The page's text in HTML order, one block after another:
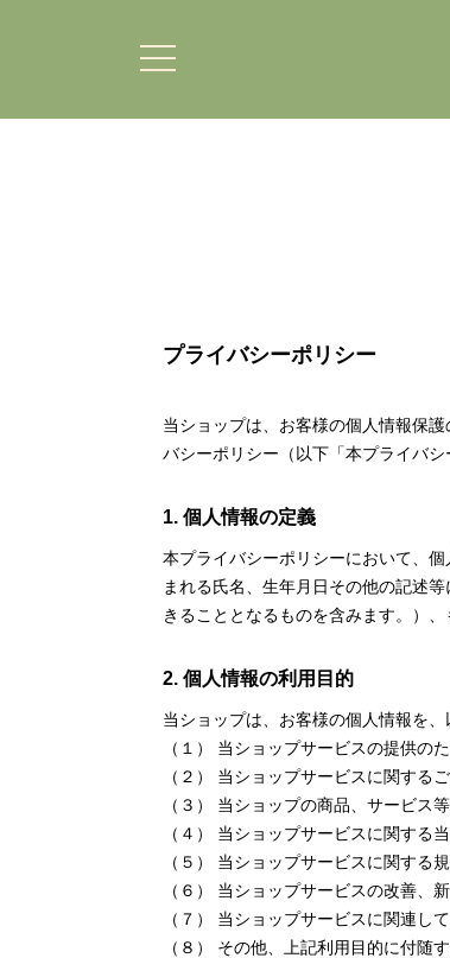
プライバシーポリシー
当ショップは、お客様の個人情報保
バシーポリシー（以下「本プライバ
1. 個人情報の定義
本プライバシーポリシーにおいて、
まれる氏名、生年月日その他の記述
きることとなるものを含みます。）
2. 個人情報の利用目的
当ショップは、お客様の個人情報を、
（１） 当ショップサービスの提供の
（２） 当ショップサービスに関する
（３） 当ショップの商品、サービス
（４） 当ショップサービスに関する
（５） 当ショップサービスに関する
（６） 当ショップサービスの改善、
（７） 当ショップサービスに関連し
（８） その他、上記利用目的に付随